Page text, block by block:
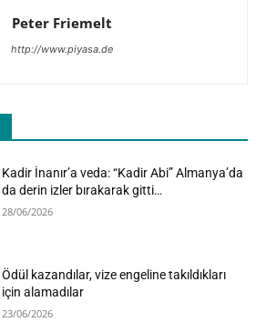
Peter Friemelt
http://www.piyasa.de
Kadir İnanır’a veda: “Kadir Abi” Almanya’da
da derin izler bırakarak gitti…
28/06/2026
Ödül kazandılar, vize engeline takıldıkları
için alamadılar
23/06/2026